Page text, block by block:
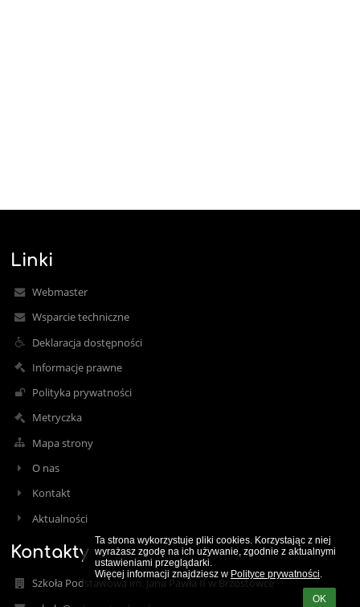
Ta strona wykorzystuje pliki cookies. Korzystając z niej
wyrażasz zgodę na ich używanie, zgodnie z aktualnymi
ustawieniami przeglądarki.
Więcej informacji znajdziesz w Polityce prywatności.
OK
Linki
Webmaster
Wsparcie techniczne
Deklaracja dostępności
Informacje prawne
Polityka prywatności
Metryczka
Mapa strony
O nas
Kontakt
Aktualności
Kontakty
Szkoła Podstawowa im. Jana Pawła II w Brzostówce